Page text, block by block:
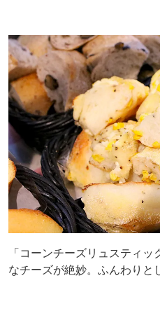
「コーンチーズリュスティ
なチーズが絶妙。ふんわりと